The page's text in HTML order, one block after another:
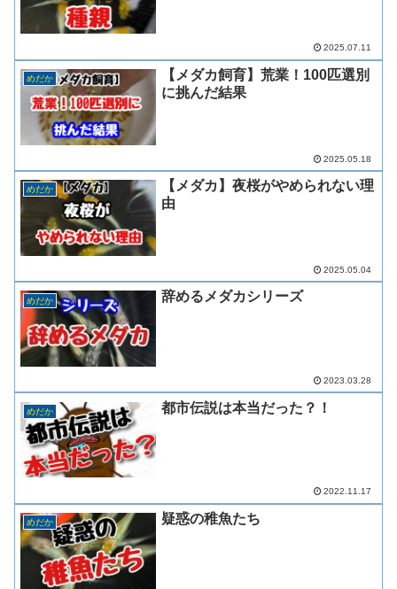
2025.07.11
めだか
【メダカ飼育】荒業！100匹選別
に挑んだ結果
2025.05.18
めだか
【メダカ】夜桜がやめられない理
由
2025.05.04
めだか 辞めるメダカシリーズ
2023.03.28
めだか 都市伝説は本当だった？！
2022.11.17
めだか 疑惑の稚魚たち